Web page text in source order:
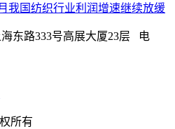
我国纺织行业利润增速继续放缓
东路333号高展大厦23层 电
所有